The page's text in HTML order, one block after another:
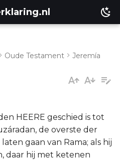
Oude Testament Jeremía
HEERE geschied is tot
de overste der
gaan van Rama; als hij
daar hij met ketenen